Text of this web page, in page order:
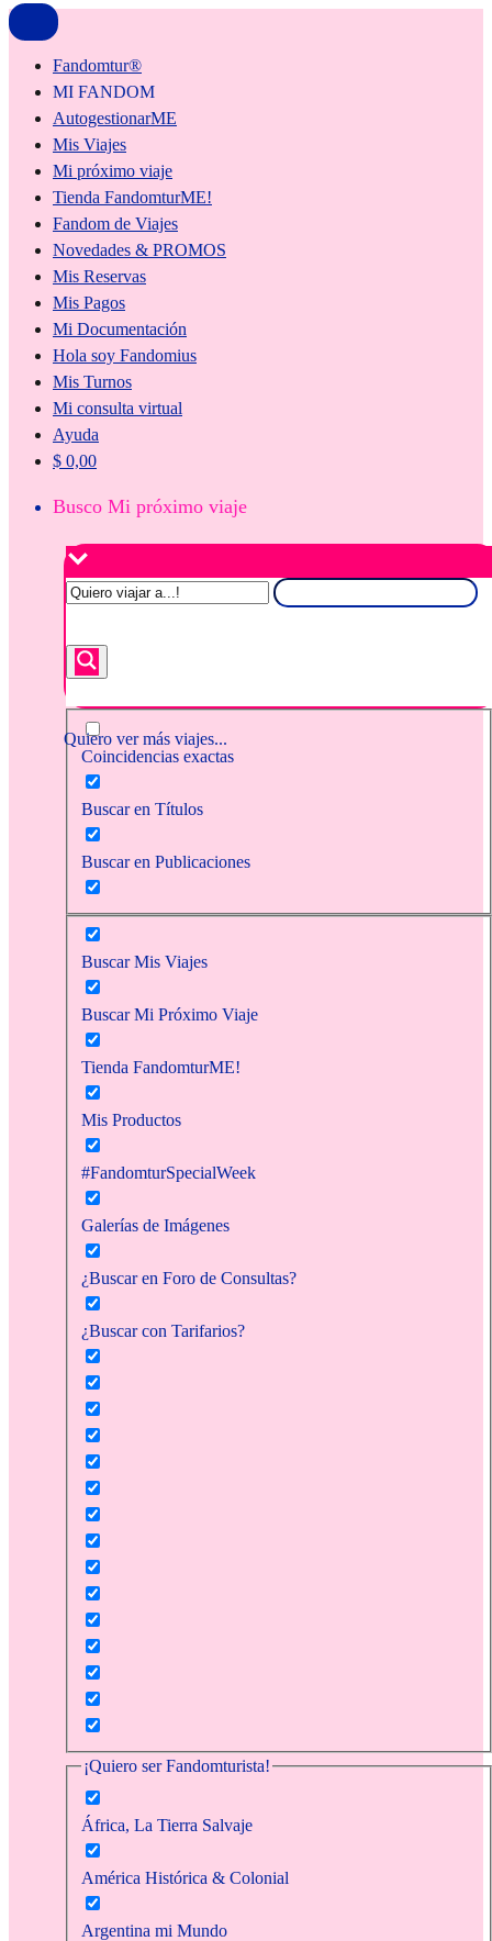
Fandomtur®
MI FANDOM
AutogestionarME
Mis Viajes
Mi próximo viaje
Tienda FandomturME!
Fandom de Viajes
Novedades & PROMOS
Mis Reservas
Mis Pagos
Mi Documentación
Hola soy Fandomius
Mis Turnos
Mi consulta virtual
Ayuda
$ 0,00
Busco Mi próximo viaje
Quiero ver más viajes...
Coincidencias exactas
Buscar en Títulos
Buscar en Publicaciones
Buscar Mis Viajes
Buscar Mi Próximo Viaje
Tienda FandomturME!
Mis Productos
#FandomturSpecialWeek
Galerías de Imágenes
¿Buscar en Foro de Consultas?
¿Buscar con Tarifarios?
¡Quiero ser Fandomturista!
África, La Tierra Salvaje
América Histórica & Colonial
Argentina mi Mundo